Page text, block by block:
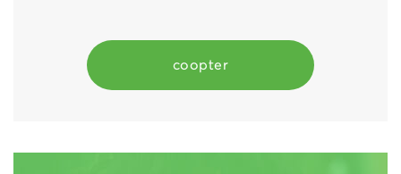
coopter